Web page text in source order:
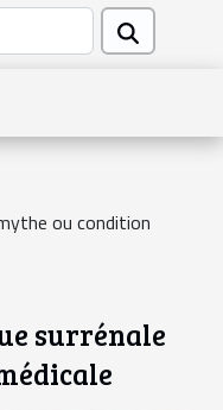
ou condition
surrénale